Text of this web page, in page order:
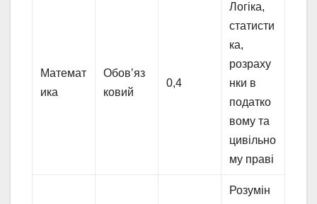
Математ
ика
Обов’яз
ковий
0,4
Логіка,
статисти
ка,
розраху
нки в
податко
вому та
цивільно
му праві
Розумін